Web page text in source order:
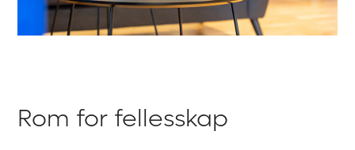
Rom for fellesskap